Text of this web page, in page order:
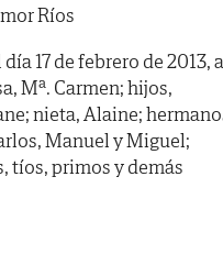
Ríos
17 de febrero de 2013, a
Mª. Carmen; hijos,
nieta, Alaine;
Manuel y Miguel;
tíos, primos y demás